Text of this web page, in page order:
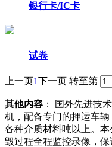
银行卡/IC卡
试卷
上一页1下一页 转至第
其他内容 ： 国外先进技
机，配备专门的押运车
各种介质材料吨以上。
毁过程全程监控录像，